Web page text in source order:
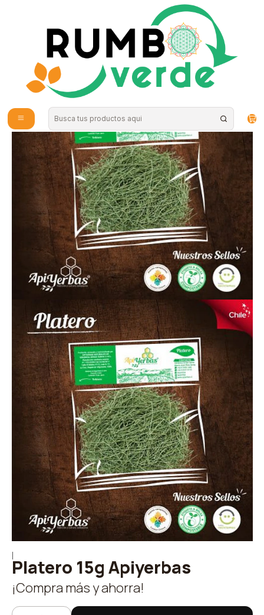
Envío gratis por compras sobre los 59.990 en la provincia de Santiago
Hierbas Medicinales Platero 15g Apiyerbas
Platero 15g Apiyerbas
¡Compra más y ahorra!